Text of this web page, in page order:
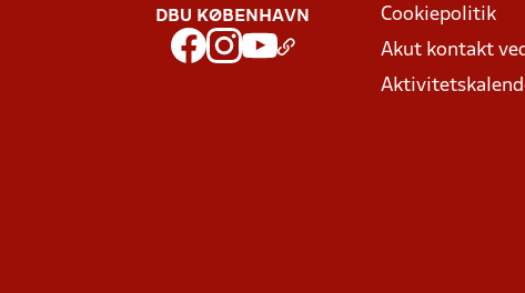
DBU KØBENHAVN
Cookiepolitik
Akut kontakt